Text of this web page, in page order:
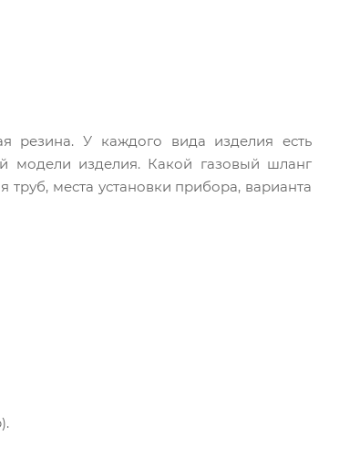
резина. У каждого вида изделия есть
модели изделия. Какой газовый шланг
места установки прибора, варианта